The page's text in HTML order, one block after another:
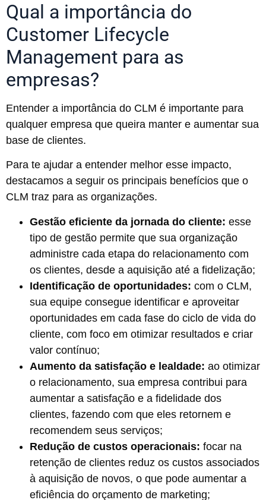
Qual a importância do
Customer Lifecycle
Management para as
empresas?
Entender a importância do CLM é importante para
qualquer empresa que queira manter e aumentar sua
base de clientes.
Para te ajudar a entender melhor esse impacto,
destacamos a seguir os principais benefícios que o
CLM traz para as organizações.
Gestão eficiente da jornada do cliente: esse
tipo de gestão permite que sua organização
administre cada etapa do relacionamento com
os clientes, desde a aquisição até a fidelização;
Identificação de oportunidades: com o CLM,
sua equipe consegue identificar e aproveitar
oportunidades em cada fase do ciclo de vida do
cliente, com foco em otimizar resultados e criar
valor contínuo;
Aumento da satisfação e lealdade: ao otimizar
o relacionamento, sua empresa contribui para
aumentar a satisfação e a fidelidade dos
clientes, fazendo com que eles retornem e
recomendem seus serviços;
Redução de custos operacionais: focar na
retenção de clientes reduz os custos associados
à aquisição de novos, o que pode aumentar a
eficiência do orçamento de marketing;